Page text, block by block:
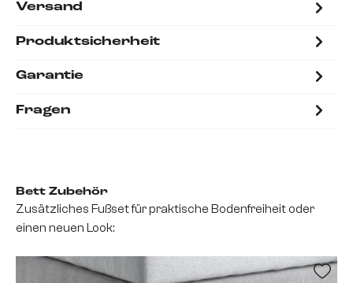
Versand
Produktsicherheit
Garantie
Fragen
Bett Zubehör
Zusätzliches Fußset für praktische Bodenfreiheit oder
einen neuen Look: